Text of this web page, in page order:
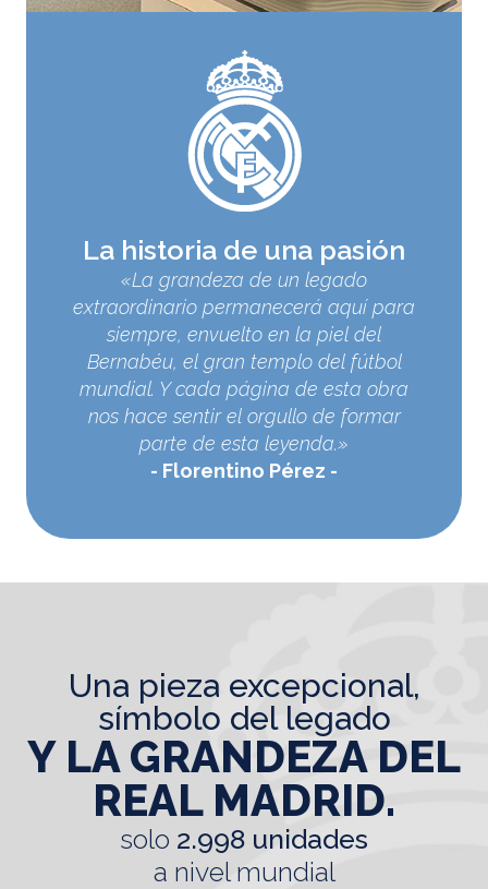
La historia de una pasión
«La grandeza de un legado
extraordinario permanecerá aquí para
siempre, envuelto en la piel del
Bernabéu, el gran templo del fútbol
mundial. Y cada página de esta obra
nos hace sentir el orgullo de formar
parte de esta leyenda.»
Florentino Pérez
una pieza excepcional,
símbolo del legado
Y LA GRANDEZA DEL
REAL MADRID.
solo 2.998 unidades
a nivel mundial